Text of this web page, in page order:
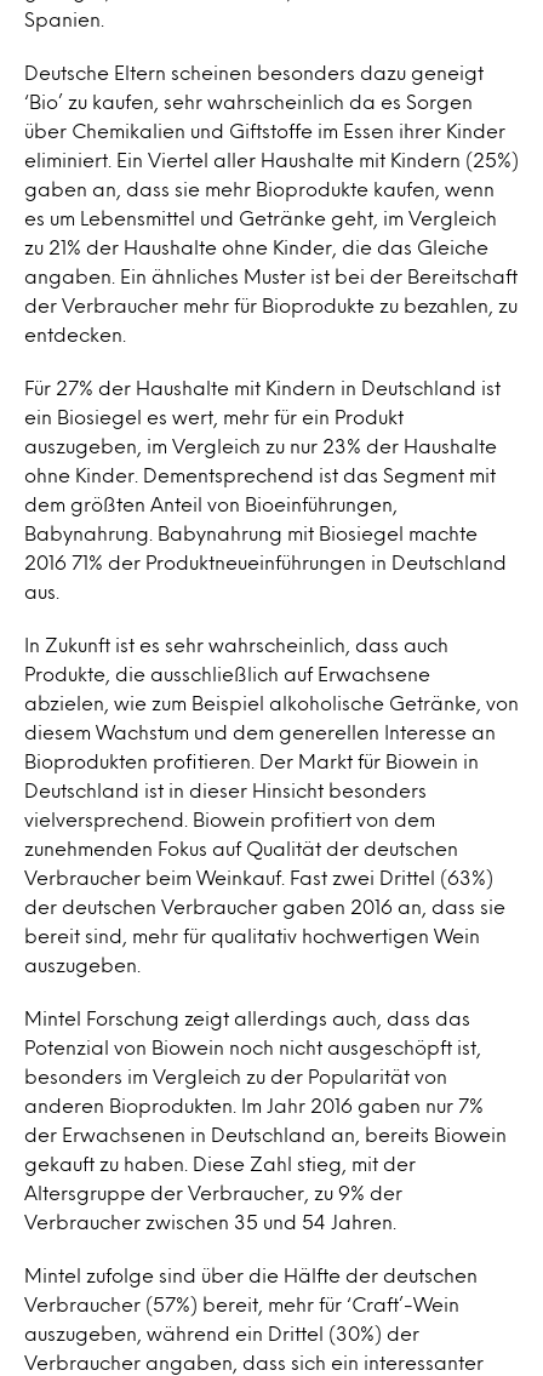
Spanien.
Deutsche Eltern scheinen besonders dazu geneigt
‘Bio’ zu kaufen, sehr wahrscheinlich da es Sorgen
über Chemikalien und Giftstoffe im Essen ihrer Kinder
eliminiert. Ein Viertel aller Haushalte mit Kindern (25%)
gaben an, dass sie mehr Bioprodukte kaufen, wenn
es um Lebensmittel und Getränke geht, im Vergleich
zu 21% der Haushalte ohne Kinder, die das Gleiche
angaben. Ein ähnliches Muster ist bei der Bereitschaft
der Verbraucher mehr für Bioprodukte zu bezahlen, zu
entdecken.
Für 27% der Haushalte mit Kindern in Deutschland ist
ein Biosiegel es wert, mehr für ein Produkt
auszugeben, im Vergleich zu nur 23% der Haushalte
ohne Kinder. Dementsprechend ist das Segment mit
dem größten Anteil von Bioeinführungen,
Babynahrung. Babynahrung mit Biosiegel machte
2016 71% der Produktneueinführungen in Deutschland
aus.
In Zukunft ist es sehr wahrscheinlich, dass auch
Produkte, die ausschließlich auf Erwachsene
abzielen, wie zum Beispiel alkoholische Getränke, von
diesem Wachstum und dem generellen Interesse an
Bioprodukten profitieren. Der Markt für Biowein in
Deutschland ist in dieser Hinsicht besonders
vielversprechend. Biowein profitiert von dem
zunehmenden Fokus auf Qualität der deutschen
Verbraucher beim Weinkauf. Fast zwei Drittel (63%)
der deutschen Verbraucher gaben 2016 an, dass sie
bereit sind, mehr für qualitativ hochwertigen Wein
auszugeben.
Mintel Forschung zeigt allerdings auch, dass das
Potenzial von Biowein noch nicht ausgeschöpft ist,
besonders im Vergleich zu der Popularität von
anderen Bioprodukten. Im Jahr 2016 gaben nur 7%
der Erwachsenen in Deutschland an, bereits Biowein
gekauft zu haben. Diese Zahl stieg, mit der
Altersgruppe der Verbraucher, zu 9% der
Verbraucher zwischen 35 und 54 Jahren.
Mintel zufolge sind über die Hälfte der deutschen
Verbraucher (57%) bereit, mehr für ‘Craft’-Wein
auszugeben, während ein Drittel (30%) der
Verbraucher angaben, dass sich ein interessanter